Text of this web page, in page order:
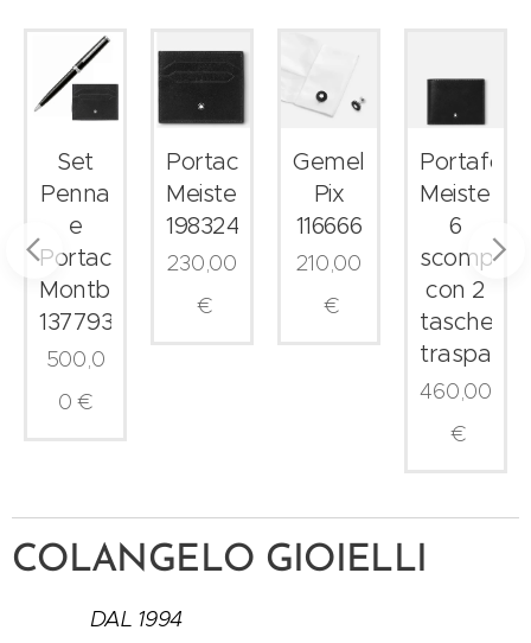
Set
Penna
e
Portacrate
Montblanc
137793
500,0
0 €
Portacarte
Meisterstück
198324
230,00
€
Gemelli
Pix
116666
210,00
€
6
scomparti
con 2
tasche
460,00
€
COLANGELO GIOIELLI
DAL 1994